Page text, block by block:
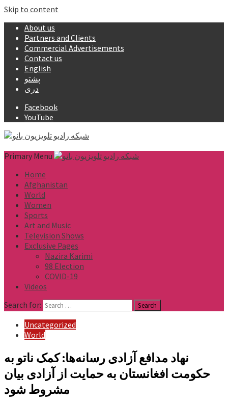
Skip to content
About us
Partners and Clients
Commercial Advertisements
Contact us
English
پشتو
دری
Facebook
YouTube
Primary Menu
Home
Afghanistan
World
Women
Sports
Art and Music
Television Shows
Exclusive Pages
Nazira Karimi
98 Election
COVID-19
Videos
Search for:
Uncategorized
World
نهاد مدافع آزادی رسانه‌ها: کمک ناتو به
حکومت افغانستان به حمایت از آزادی بیان
مشروط شود